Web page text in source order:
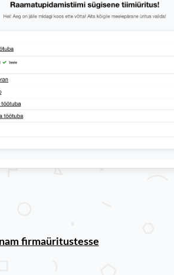
firmaüritustesse